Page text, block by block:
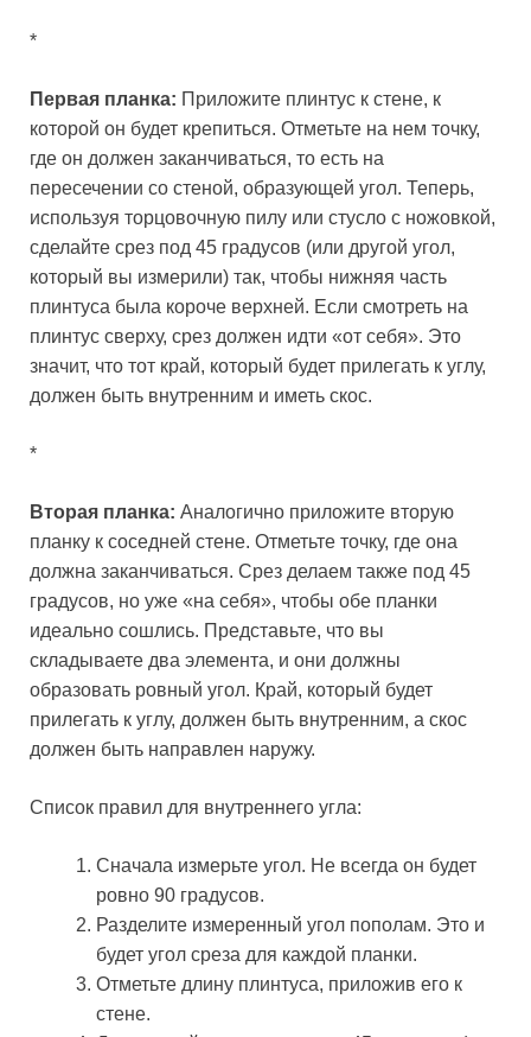
*
Первая планка: Приложите плинтус к стене, к
которой он будет крепиться. Отметьте на нем точку,
где он должен заканчиваться, то есть на
пересечении со стеной, образующей угол. Теперь,
используя торцовочную пилу или стусло с ножовкой,
сделайте срез под 45 градусов (или другой угол,
который вы измерили) так, чтобы нижняя часть
плинтуса была короче верхней. Если смотреть на
плинтус сверху, срез должен идти «от себя». Это
значит, что тот край, который будет прилегать к углу,
должен быть внутренним и иметь скос.
*
Вторая планка: Аналогично приложите вторую
планку к соседней стене. Отметьте точку, где она
должна заканчиваться. Срез делаем также под 45
градусов, но уже «на себя», чтобы обе планки
идеально сошлись. Представьте, что вы
складываете два элемента, и они должны
образовать ровный угол. Край, который будет
прилегать к углу, должен быть внутренним, а скос
должен быть направлен наружу.
Список правил для внутреннего угла:
Сначала измерьте угол. Не всегда он будет
ровно 90 градусов.
Разделите измеренный угол пополам. Это и
будет угол среза для каждой планки.
Отметьте длину плинтуса, приложив его к
стене.